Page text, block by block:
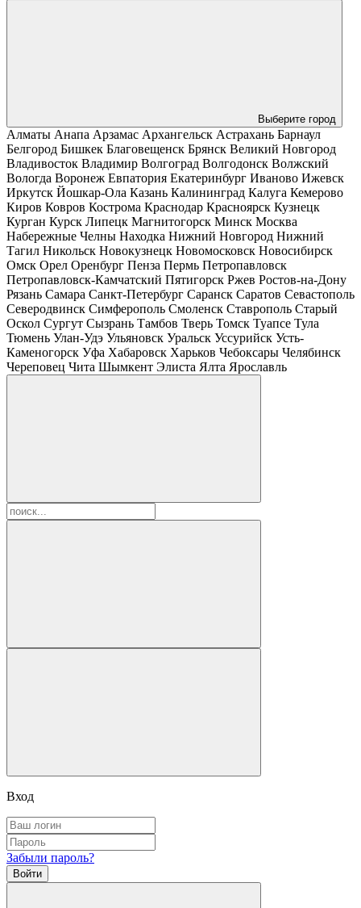
Выберите город
Алматы Анапа Арзамас Архангельск Астрахань Барнаул
Белгород Бишкек Благовещенск Брянск Великий Новгород
Владивосток Владимир Волгоград Волгодонск Волжский
Вологда Воронеж Евпатория Екатеринбург Иваново Ижевск
Иркутск Йошкар-Ола Казань Калининград Калуга Кемерово
Киров Ковров Кострома Краснодар Красноярск Кузнецк
Курган Курск Липецк Магнитогорск Минск Москва
Набережные Челны Находка Нижний Новгород Нижний
Тагил Никольск Новокузнецк Новомосковск Новосибирск
Омск Орел Оренбург Пенза Пермь Петропавловск
Петропавловск-Камчатский Пятигорск Ржев Ростов-на-Дону
Рязань Самара Санкт-Петербург Саранск Саратов Севастополь
Северодвинск Симферополь Смоленск Ставрополь Старый
Оскол Сургут Сызрань Тамбов Тверь Томск Туапсе Тула
Тюмень Улан-Удэ Ульяновск Уральск Уссурийск Усть-
Каменогорск Уфа Хабаровск Харьков Чебоксары Челябинск
Череповец Чита Шымкент Элиста Ялта Ярославль
Вход
Забыли пароль?
Войти